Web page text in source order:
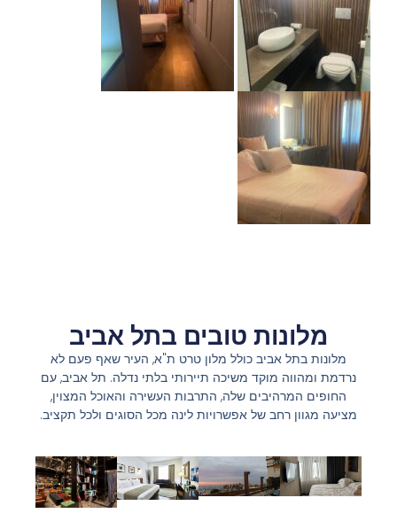
מלונות טובים בתל אביב
מלונות בתל אביב כולל מלון טרט ת"א, העיר שאף פעם לא
נרדמת ומהווה מוקד משיכה תיירותי בלתי נדלה. תל אביב, עם
החופים המרהיבים שלה, התרבות העשירה והאוכל המצוין,
מציעה מגוון רחב של אפשרויות לינה מכל הסוגים ולכל תקציב.